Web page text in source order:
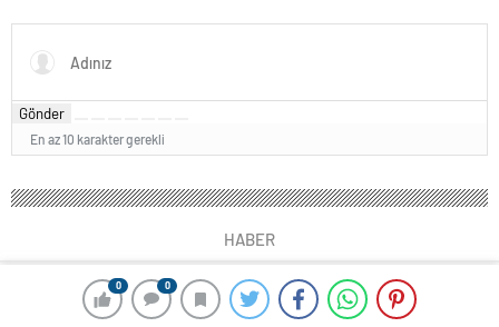
0 0
Gönder
En az 10 karakter gerekli
HABER